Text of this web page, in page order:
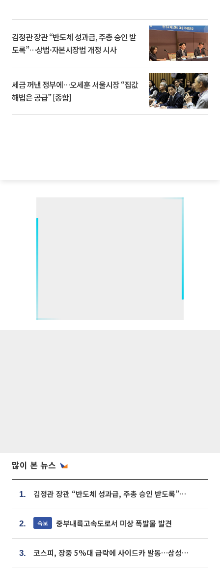
김정관 장관 “반도체 성과급, 주총 승인 받
도록”…상법·자본시장법 개정 시사
세금 꺼낸 정부에…오세훈 서울시장 “집값
해법은 공급” [종합]
많이 본 뉴스
1. 김정관 장관 “반도체 성과급, 주총 승인 받도록”…상법·자본시장법 개정 시사
2. 속보 중부내륙고속도로서 미상 폭발물 발견
3. 코스피, 장중 5%대 급락에 사이드카 발동…삼성·SK 동반 폭락